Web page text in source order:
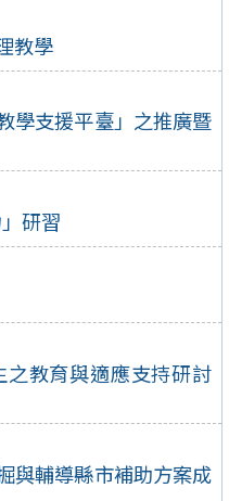
教學
學支援平臺」之推廣暨
研習
教育與適應支持研討
與輔導縣市補助方案成